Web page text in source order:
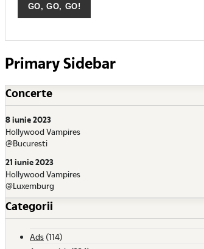
Primary Sidebar
Concerte
8 iunie 2023
Hollywood Vampires
@Bucuresti
21 iunie 2023
Hollywood Vampires
@Luxemburg
Categorii
Ads (114)